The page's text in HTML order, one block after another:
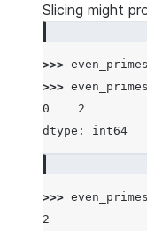
Slicing might
>>> even_primes
>>> even_primes
0    2
dtype: int64
>>> even_primes
2